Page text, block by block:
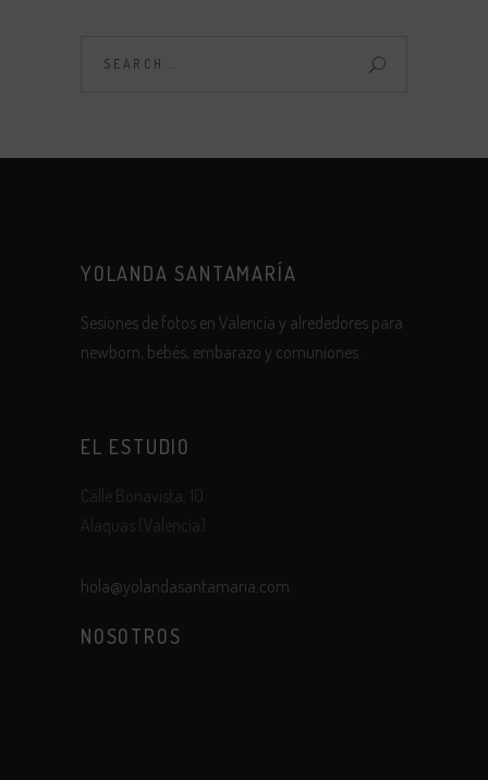
YOLANDA SANTAMARÍA
Sesiones de fotos en Valencia y alrededores para
newborn, bebés, embarazo y comuniones.
EL ESTUDIO
Calle Bonavista, 10
Alaquas (Valencia)
hola@yolandasantamaria.com
NOSOTROS